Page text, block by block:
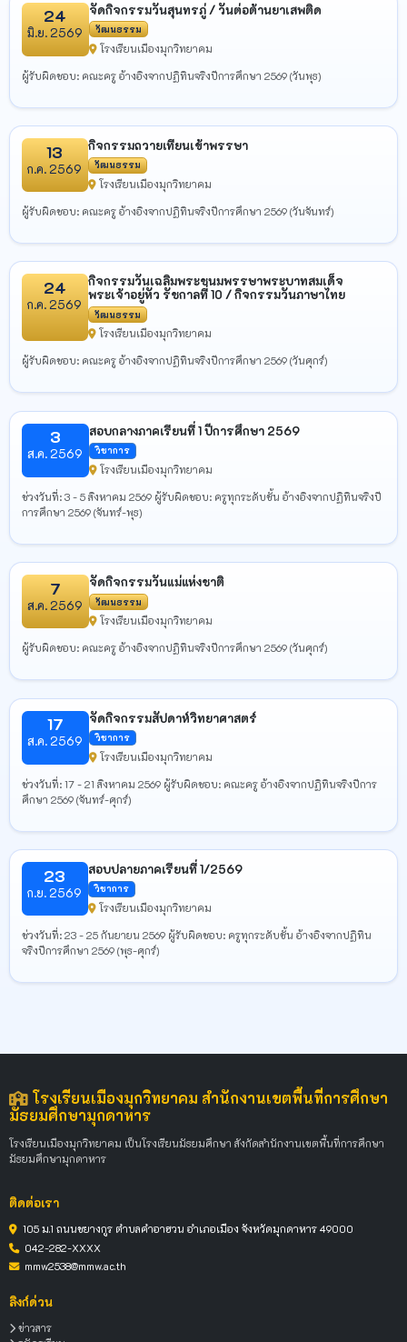
24
มิ.ย. 2569
จัดกิจกรรมวันสุนทรภู่ / วันต่อต้านยาเสพติด
วัฒนธรรม
โรงเรียนเมืองมุกวิทยาคม
ผู้รับผิดชอบ: คณะครู อ้างอิงจากปฏิทินจริงปีการศึกษา 2569 (วันพุธ)
13
ก.ค. 2569
กิจกรรมถวายเทียนเข้าพรรษา
วัฒนธรรม
โรงเรียนเมืองมุกวิทยาคม
ผู้รับผิดชอบ: คณะครู อ้างอิงจากปฏิทินจริงปีการศึกษา 2569 (วันจันทร์)
24
ก.ค. 2569
กิจกรรมวันเฉลิมพระชนมพรรษาพระบาทสมเด็จ
พระเจ้าอยู่หัว รัชกาลที่ 10 / กิจกรรมวันภาษาไทย
วัฒนธรรม
โรงเรียนเมืองมุกวิทยาคม
ผู้รับผิดชอบ: คณะครู อ้างอิงจากปฏิทินจริงปีการศึกษา 2569 (วันศุกร์)
3
ส.ค. 2569
สอบกลางภาคเรียนที่ 1 ปีการศึกษา 2569
วิชาการ
โรงเรียนเมืองมุกวิทยาคม
ช่วงวันที่: 3 - 5 สิงหาคม 2569 ผู้รับผิดชอบ: ครูทุกระดับชั้น อ้างอิงจากปฏิทินจริงปี
การศึกษา 2569 (จันทร์-พุธ)
7
ส.ค. 2569
จัดกิจกรรมวันแม่แห่งชาติ
วัฒนธรรม
โรงเรียนเมืองมุกวิทยาคม
ผู้รับผิดชอบ: คณะครู อ้างอิงจากปฏิทินจริงปีการศึกษา 2569 (วันศุกร์)
17
ส.ค. 2569
จัดกิจกรรมสัปดาห์วิทยาศาสตร์
วิชาการ
โรงเรียนเมืองมุกวิทยาคม
ช่วงวันที่: 17 - 21 สิงหาคม 2569 ผู้รับผิดชอบ: คณะครู อ้างอิงจากปฏิทินจริงปีการ
ศึกษา 2569 (จันทร์-ศุกร์)
23
ก.ย. 2569
สอบปลายภาคเรียนที่ 1/2569
วิชาการ
โรงเรียนเมืองมุกวิทยาคม
ช่วงวันที่: 23 - 25 กันยายน 2569 ผู้รับผิดชอบ: ครูทุกระดับชั้น อ้างอิงจากปฏิทิน
จริงปีการศึกษา 2569 (พุธ-ศุกร์)
โรงเรียนเมืองมุกวิทยาคม สำนักงานเขตพื้นที่การศึกษา
มัธยมศึกษามุกดาหาร
โรงเรียนเมืองมุกวิทยาคม เป็นโรงเรียนมัธยมศึกษา สังกัดสำนักงานเขตพื้นที่การศึกษา
มัธยมศึกษามุกดาหาร
ติดต่อเรา
105 ม.1 ถนนชยางกูร ตำบลคำอาฮวน อำเภอเมือง จังหวัดมุกดาหาร 49000
042-282-XXXX
mmw2538@mmw.ac.th
ลิงก์ด่วน
ข่าวสาร